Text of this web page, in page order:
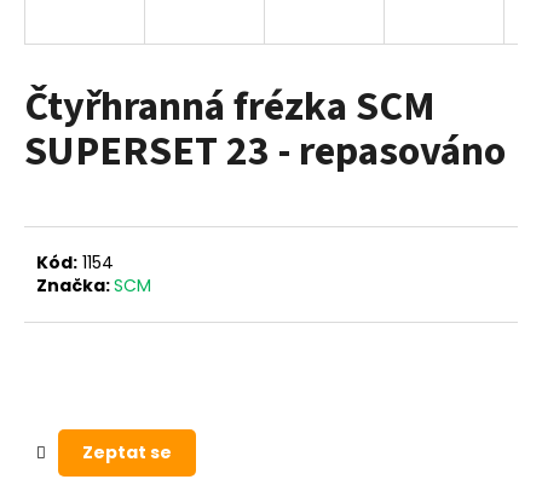
Čtyřhranná frézka SCM
SUPERSET 23 - repasováno
Kód: 1154
Značka:SCM
Zeptat se
í
t
?
o